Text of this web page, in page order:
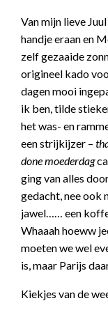
Van mijn lieve
handje eraan en
zelf gezaaide
origineel kado
dagen mooi
ik ben, tilde
het was- en
een strijkijzer –
done moederdag
ging van alles
gedacht, nee ook
jawel…… een
Whaaah hoeww
moeten we wel
is, maar Parijs
Kiekjes van de